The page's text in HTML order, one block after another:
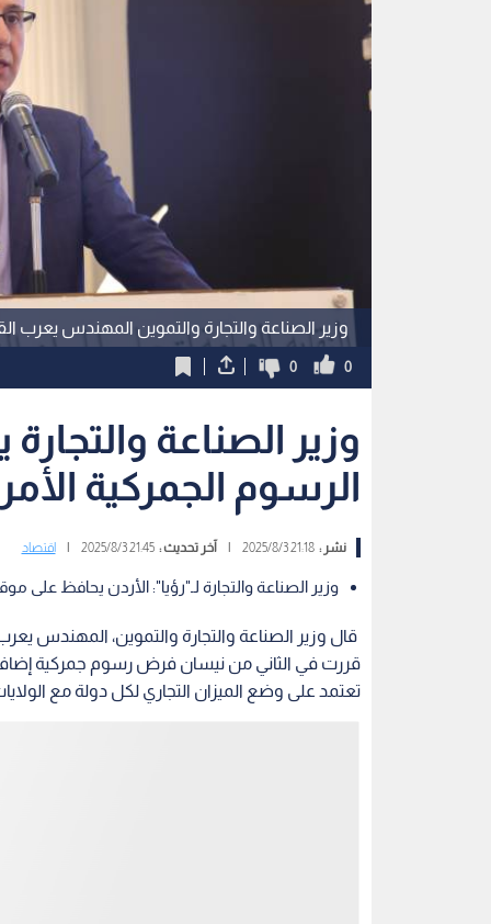
وزير الصناعة والتجارة والتموين المهندس يعرب
0
0
وزير الصناعة
الرسوم الجمركية
نشر :21:18 2025/8/3 آخر تحديث :21:45 2025/8/3 اقتصاد
وزير الصناعة والتجارة لـ"رؤيا": الأردن يحافظ
قال وزير الصناعة والتجارة والتموين، المهندس
قررت في الثاني من نيسان فرض رسوم جمركية
تعتمد على وضع الميزان التجاري لكل دولة مع